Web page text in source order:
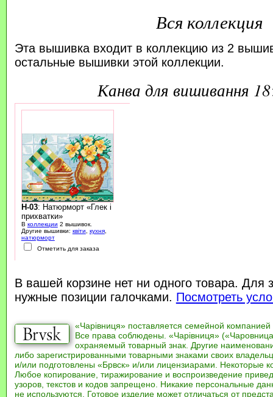
Вся коллекция
Эта вышивка входит в коллекцию из 2
остальные вышивки этой коллекции.
канва для вишивання
H-03: Натюрморт «Глек і
прихватки»
В коллекции 2 вышивок.
Другие вышивки: квіти, кухня,
натюрморт
Отметить для заказа
В вашей корзине нет ни одного товара. Для
нужные позиции галочками. Посмотреть
«Чарівниця» поставляется семейной компанией
Все права соблюдены. «Чарівниця»
охраняемый товарный знак. Другие
либо зарегистрированными товарными знаками своих
и/или подготовлены «Брвск» и/или лицензиарами. Некоторые
Любое копирование, тиражирование и воспроизведение
узоров, текстов и кодов запрещено. Никакие персональные
не используются. Готовое изделие может отличаться от